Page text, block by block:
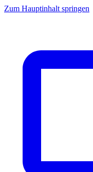
Zum Hauptinhalt springen